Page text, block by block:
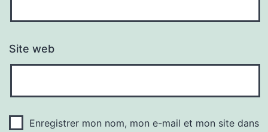
Site web
Enregistrer mon nom, mon e-mail et mon site dans